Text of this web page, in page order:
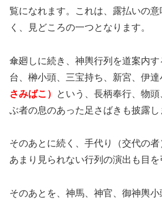
覧になれます。これは、露払いの
く、見どころの一つとなります。
傘廻しに続き、神輿行列を道案内
台、榊小頭、三宝持ち、新宮、伊達
さみばこ）
という、長柄奉行、物
ぶ者の息のあった足さばきも披露し
そのあとに続く、手代り（交代の者
あまり見られない行列の演出も目を
そのあとを、神馬、神官、御神輿